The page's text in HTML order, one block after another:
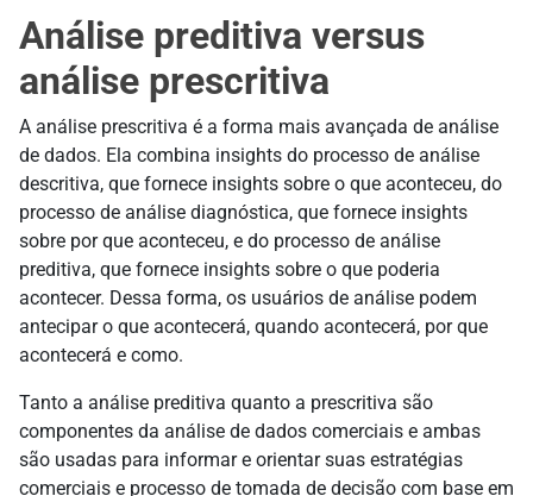
Análise preditiva versus
análise prescritiva
A análise prescritiva é a forma mais avançada de análise
de dados. Ela combina insights do processo de análise
descritiva, que fornece insights sobre o que aconteceu, do
processo de análise diagnóstica, que fornece insights
sobre por que aconteceu, e do processo de análise
preditiva, que fornece insights sobre o que poderia
acontecer. Dessa forma, os usuários de análise podem
antecipar o que acontecerá, quando acontecerá, por que
acontecerá e como.
Tanto a análise preditiva quanto a prescritiva são
componentes da análise de dados comerciais e ambas
são usadas para informar e orientar suas estratégias
comerciais e processo de tomada de decisão com base em